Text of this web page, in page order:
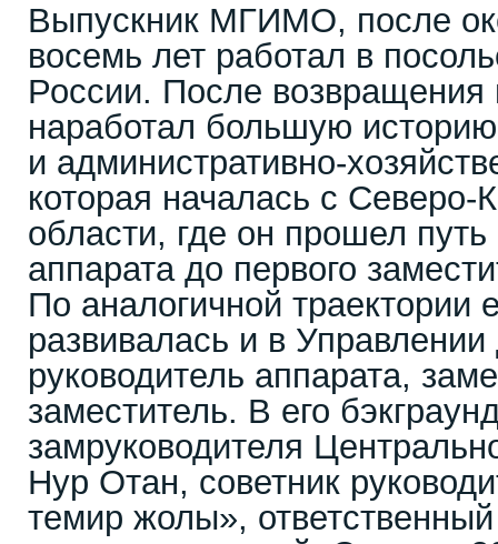
Выпускник МГИМО, после
восемь лет работал в
России. После возвращения
наработал большую
и административно-
которая началась с Северо-
области, где он прошел путь
аппарата до первого
По аналогичной траектории
развивалась и в
руководитель аппарата,
заместитель. В его
замруководителя
Нур Отан, советник
темир жолы», ответственный